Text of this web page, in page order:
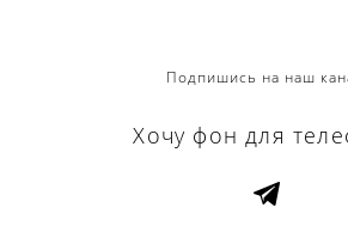
Подпишись на наш
Хочу фон для